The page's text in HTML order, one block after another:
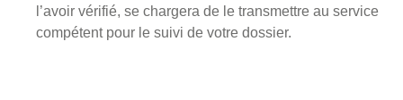
l’avoir vérifié, se chargera de le transmettre au service
compétent pour le suivi de votre dossier.